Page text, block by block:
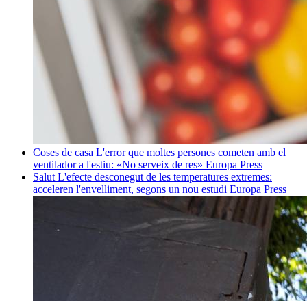
Coses de casa L'error que moltes persones cometen amb el
ventilador a l'estiu: «No serveix de res» Europa Press
Salut L'efecte desconegut de les temperatures extremes:
acceleren l'envelliment, segons un nou estudi Europa Press